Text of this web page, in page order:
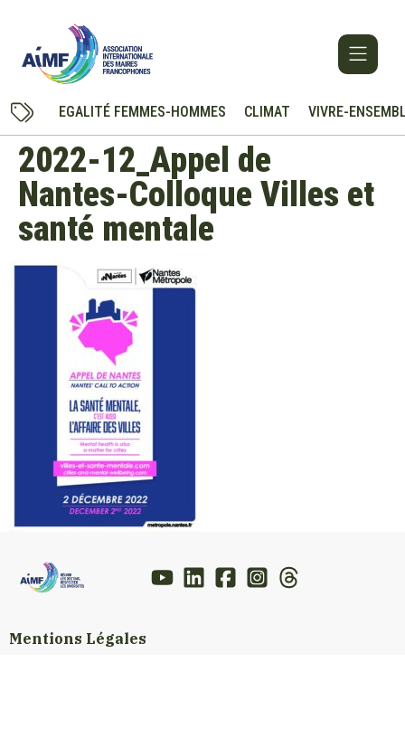
EGALITÉ FEMMES-HOMMES CLIMAT VIVRE-
2022-12_Appel de
Nantes-Colloque Villes et
santé mentale
Mentions Légales